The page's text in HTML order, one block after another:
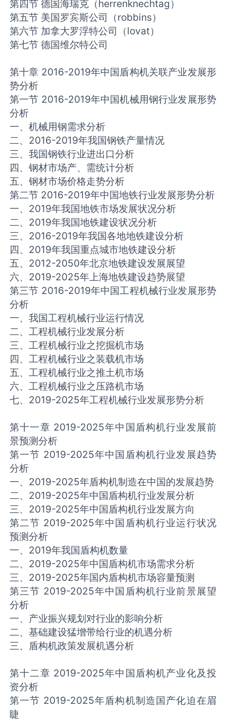
第四节 德国海瑞克（herrenknechtag）
第五节 美国罗宾斯公司（robbins）
第六节 加拿大罗浮特公司（lovat）
第七节 德国维尔特公司
第十章 2016-2019年中国盾构机关联产业发展形
势分析
第一节 2016-2019年中国机械用钢行业发展形势
分析
一、机械用钢需求分析
二、2016-2019年我国钢铁产量情况
三、我国钢铁行业进出口分析
四、钢材市场产、需统计分析
五、钢材市场价格走势分析
第二节 2016-2019年中国地铁行业发展形势分析
一、2019年我国地铁市场发展状况分析
二、2019年我国地铁建设状况分析
三、2016-2019年我国各地地铁建设分析
四、2019年我国重点城市地铁建设分析
五、2012-2050年北京地铁建设发展展望
六、2019-2025年上海地铁建设趋势展望
第三节 2016-2019年中国工程机械行业发展形势
分析
一、我国工程机械行业运行情况
二、工程机械行业发展分析
三、工程机械行业之挖掘机市场
四、工程机械行业之装载机市场
五、工程机械行业之推土机市场
六、工程机械行业之压路机市场
七、2019-2025年工程机械行业发展形势分析
第十一章 2019-2025年中国盾构机行业发展前
景预测分析
第一节 2019-2025年中国盾构机行业发展趋势
分析
一、2019-2025年盾构机制造在中国的发展趋势
二、2019-2025年中国盾构机行业发展分析
三、2019-2025年中国盾构机行业发展方向
第二节 2019-2025年中国盾构机行业运行状况
预测分析
一、2019年我国盾构机数量
二、2019-2025年中国盾构机市场需求分析
三、2019-2025年国内盾构机市场容量预测
第三节 2019-2025年中国盾构机行业前景展望
分析
一、产业振兴规划对行业的影响分析
二、基础建设猛增带给行业的机遇分析
三、盾构机政策发展机遇分析
第十二章 2019-2025年中国盾构机产业化及投
资分析
第一节 2019-2025年盾构机制造国产化迫在眉
睫